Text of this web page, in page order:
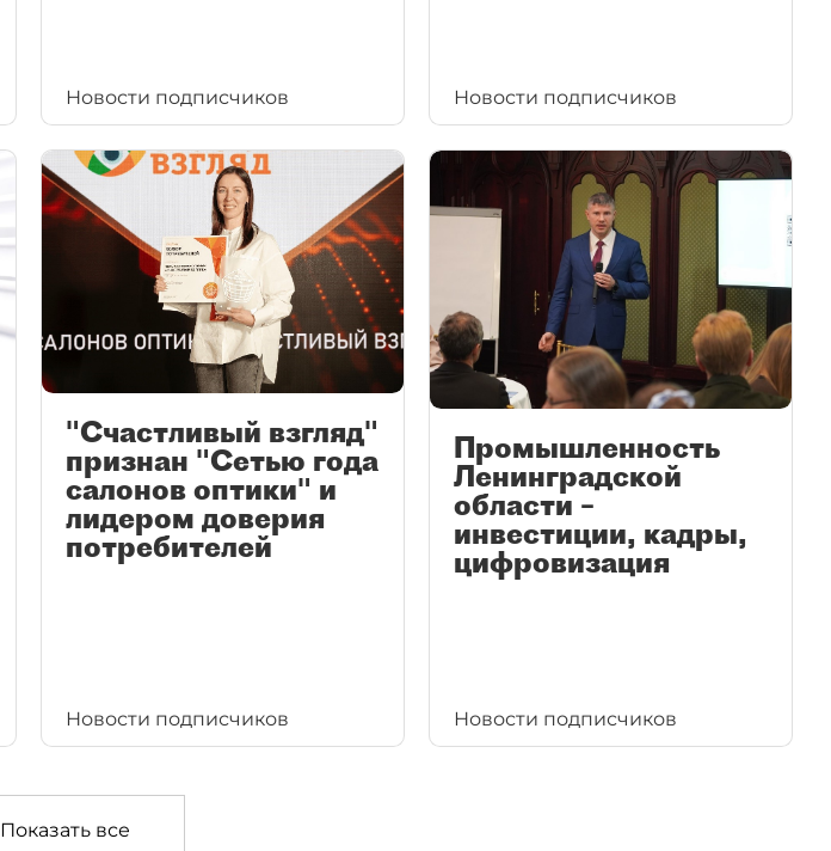
Новости подписчиков Новости подписчиков
"Счастливый взгляд"
признан "Сетью года
салонов оптики" и
лидером доверия
потребителей
Новости подписчиков
Промышленность
Ленинградской
области –
инвестиции, кадры,
цифровизация
Новости подписчиков
Показать все